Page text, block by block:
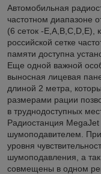
Автомобильная
частотном диапазоне
(6 сеток -E,A,B,C,D,E),
российской сетке
памяти доступна
Еще одной важной
выносная лицевая
длиной 2 метра,
размерами рации
в труднодоступных
Радиостанция
шумоподавителем.
уровня
шумоподавления, а
совмещены в одном